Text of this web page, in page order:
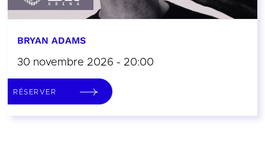
BRYAN ADAMS
30 novembre 2026 - 20:00
RÉSERVER